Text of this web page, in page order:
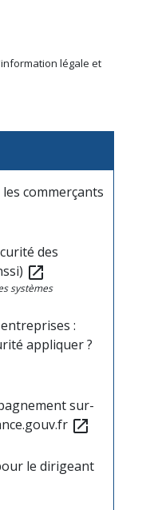
légale et
commerçants
des
open_in_new
systèmes
:
appliquer ?
sur-
open_in_new
le dirigeant